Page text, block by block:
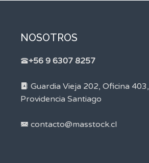
NOSOTROS
+56 9 6307 8257
Guardia Vieja 202, Oficina 403,
Providencia Santiago
contacto@masstock.cl